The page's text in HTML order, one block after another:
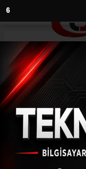
5
Anasayfa Gündem
Melikgazi
ulaşımı
(İHA) - İhlas Haber Ajansı